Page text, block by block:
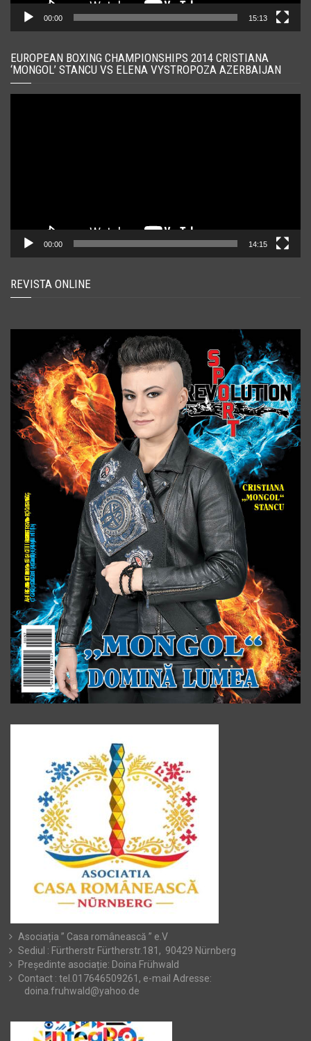
00:00 15:13
EUROPEAN BOXING CHAMPIONSHIPS 2014 CRISTIANA
‘MONGOL’ STANCU VS ELENA VYSTROPOZA AZERBAIJAN
00:00 14:15
REVISTA ONLINE
Asociația ” Casa românească ” e.V
Sediul : Fürtherstr Fürtherstr.181, 90429 Nürnberg
Președinte asociație: Doina Frühwald
Contact : tel.017646509261, e-mail Adresse:
doina.fruhwald@yahoo.de